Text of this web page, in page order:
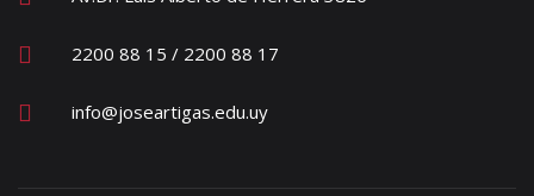
2200 88 15 / 2200 88 17
info@joseartigas.edu.uy